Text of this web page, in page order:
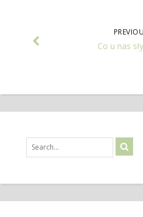
Co u nas